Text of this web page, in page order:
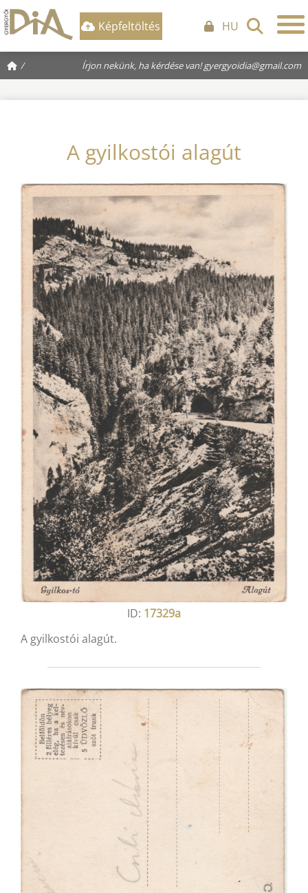
Képfeltöltés HU
/ Írjon nekünk, ha kérdése van!gyergyoidia@gmail.com
A gyilkostói alagút
ID: 17329a
A gyilkostói alagút.